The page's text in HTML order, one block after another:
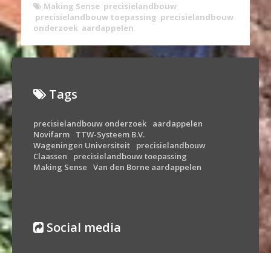
Making Sense precisielandbouw
precisielandbouw toepassing precisielandbouw
onderzoek aardappelen
Tags
precisielandbouw onderzoek
aardappelen
Novifarm
TTW-Systeem B.V.
Wageningen Universiteit
precisielandbouw
Claassen
precisielandbouw toepassing
Making Sense
Van den Borne aardappelen
Social media